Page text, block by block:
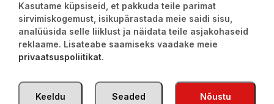
Seotud tooted
Kasutame küpsiseid, et pakkuda teile parimat
sirvimiskogemust, isikupärastada meie saidi sisu,
analüüsida selle liiklust ja näidata teile asjakohaseid
reklaame. Lisateabe saamiseks vaadake meie
privaatsuspoliitikat.
Nõustu
Seaded
Keeldu